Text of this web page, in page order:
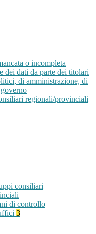
o incompleta
dei dati da parte dei titolari
di amministrazione, di
regionali/provinciali
consiliari
di controllo
3